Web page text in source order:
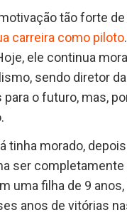
tão forte
carreira como piloto
ele continua
sendo diretor
o futuro, mas,
tinha morado,
ser completamente
uma filha de 9 anos,
anos de vitórias